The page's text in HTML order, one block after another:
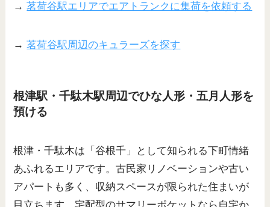
→茗荷谷駅エリアでエアトランクに集荷を依頼する
→茗荷谷駅周辺のキュラーズを探す
根津駅・千駄木駅周辺でひな人形・五月人形を
預ける
根津・千駄木は「谷根千」として知られる下町情緒
あふれるエリアです。古民家リノベーションや古い
アパートも多く、収納スペースが限られた住まいが